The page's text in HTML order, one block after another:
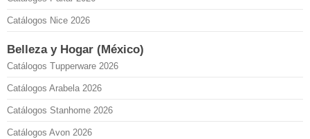
Catálogos Nice 2026
Belleza y Hogar (México)
Catálogos Tupperware 2026
Catálogos Arabela 2026
Catálogos Stanhome 2026
Catálogos Avon 2026